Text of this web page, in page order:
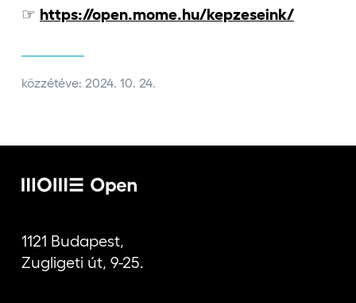
☞ https://open.mome.hu/kepzeseink/
közzétéve: 2024. 10. 24.
1121 Budapest,
Zugligeti út, 9-25.